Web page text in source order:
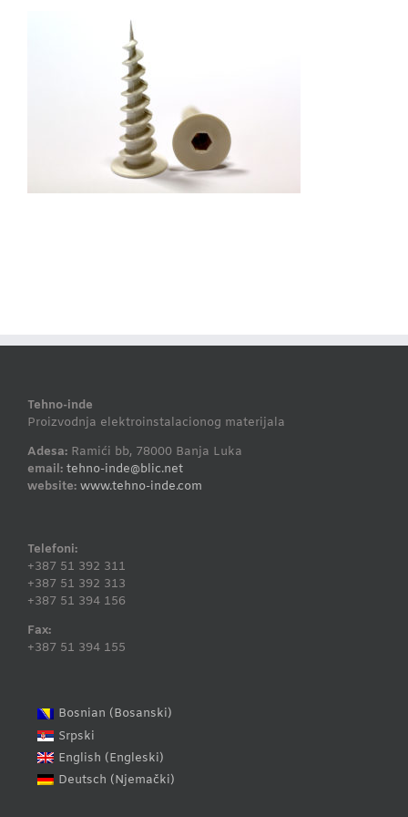
Tehno-inde
Proizvodnja elektroinstalacionog materijala
Adesa: Ramići bb, 78000 Banja Luka
email: tehno-inde@blic.net
website: www.tehno-inde.com
Telefoni:
+387 51 392 311
+387 51 392 313
+387 51 394 156
Fax:
+387 51 394 155
Bosnian (Bosanski)
Srpski
English (Engleski)
Deutsch (Njemački)